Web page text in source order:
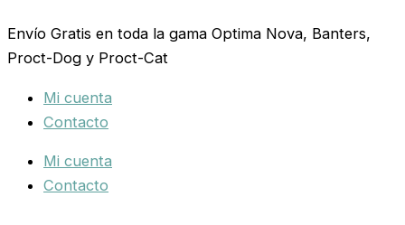
al
contenido
Envío Gratis en toda la gama Optima Nova, Banters,
Proct-Dog y Proct-Cat
Mi cuenta
Contacto
Mi cuenta
Contacto
...
CHAMPU
EQUIN
BIOTINA
cantidad